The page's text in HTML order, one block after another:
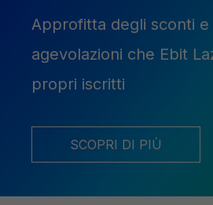
Approfitta degli sconti e
agevolazioni che Ebit
propri iscritti
SCOPRI DI PIÙ